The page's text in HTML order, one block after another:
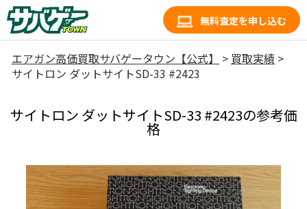
無料査定を申し込む
エアガン高価買取サバゲータウン【公式】 > 買取実績 >
サイトロン ダットサイトSD-33 #2423
サイトロン ダットサイトSD-33 #2423の参考価
格